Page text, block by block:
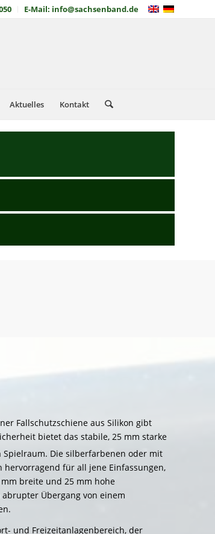
E-Mail: info@sachsenband.de
Aktuelles Kontakt
Fallschutzschiene aus Silikon gibt
bietet das stabile, 25 mm starke
Die silberfarbenen oder mit
für all jene Einfassungen,
breite und 25 mm hohe
Übergang von einem
und Freizeitanlagenbereich, der